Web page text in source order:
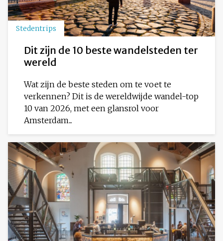
Stedentrips
Dit zijn de 10 beste wandelsteden ter
wereld
Wat zijn de beste steden om te voet te
verkennen? Dit is de wereldwijde wandel-top
10 van 2026, met een glansrol voor
Amsterdam...